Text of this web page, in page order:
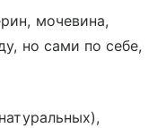
мочевина,
но сами по себе,